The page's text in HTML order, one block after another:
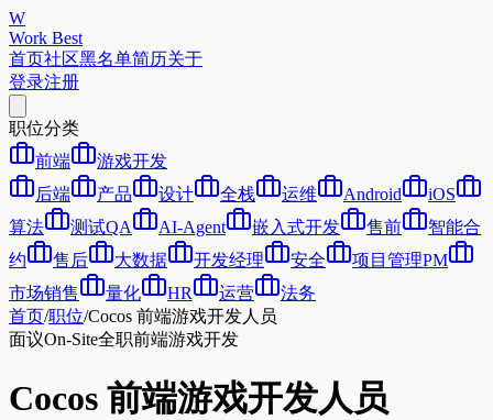
W
Work Best
首页社区黑名单简历关于
登录注册
职位分类
前端
游戏开发
后端
产品 设计 全栈 运维 Android
iOS
算法
测试QA AI-Agent 嵌入式开发 售前
智能合
约
售后 大数据 开发经理 安全
项目管理PM
市场销售
量化 HR 运营
法务
首页/职位/Cocos 前端游戏开发人员
面议On-Site全职前端游戏开发
Cocos 前端游戏开发人员